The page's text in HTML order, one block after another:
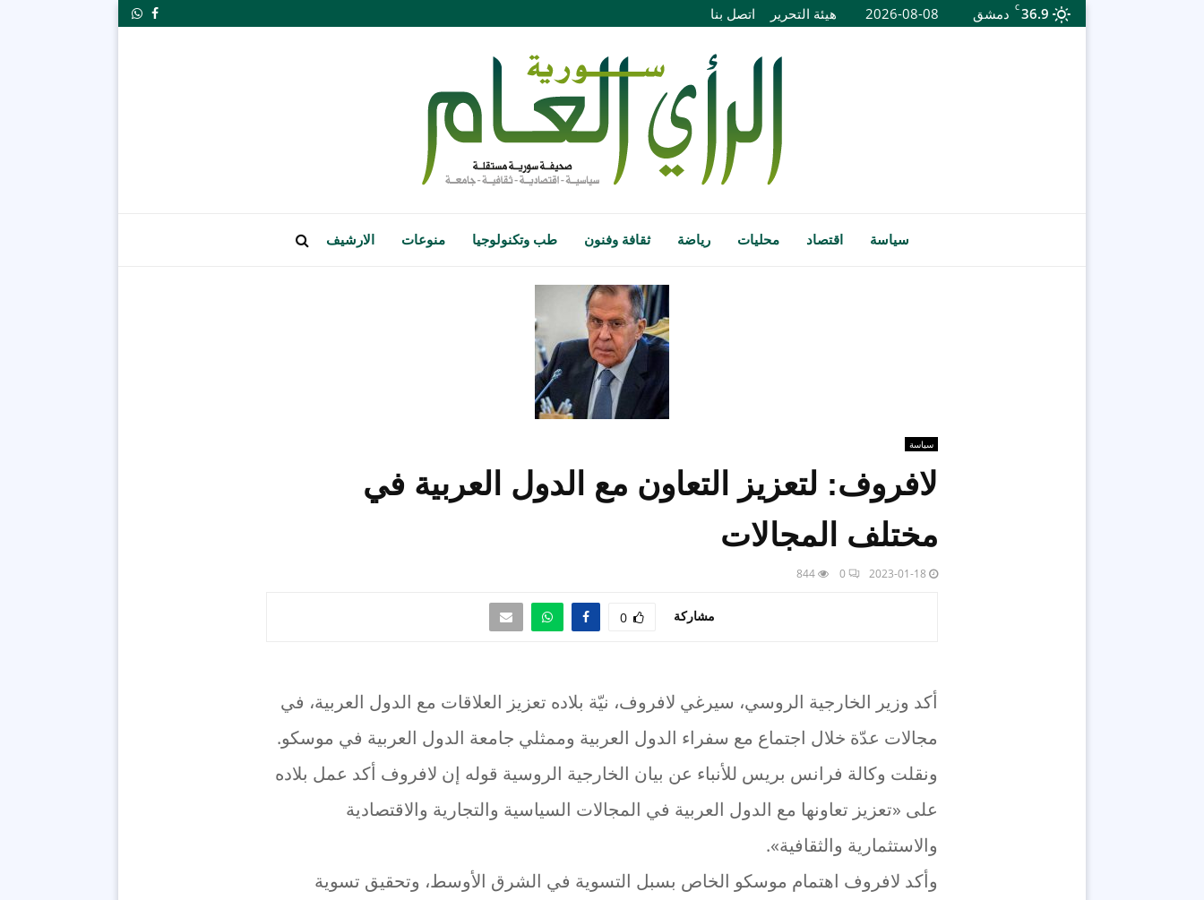
36.9
C دمشق 2026-08-08 هيئة التحرير اتصل بنا Facebook
Whatsapp
سياسة اقتصاد محليات رياضة ثقافة وفنون طب وتكنولوجيا منوعات الارشيف
سياسة
لافروف: لتعزيز التعاون مع الدول العربية في
مختلف المجالات
2023-01-18
0
844
مشاركة 0
أكد وزير الخارجية الروسي، سيرغي لافروف، نيّة بلاده تعزيز العلاقات مع الدول العربية، في
مجالات عدّة خلال اجتماع مع سفراء الدول العربية وممثلي جامعة الدول العربية في موسكو.
ونقلت وكالة فرانس بريس للأنباء عن بيان الخارجية الروسية قوله إن لافروف أكد عمل بلاده
على «تعزيز تعاونها مع الدول العربية في المجالات السياسية والتجارية والاقتصادية
والاستثمارية والثقافية».
وأكد لافروف اهتمام موسكو الخاص بسبل التسوية في الشرق الأوسط، وتحقيق تسوية